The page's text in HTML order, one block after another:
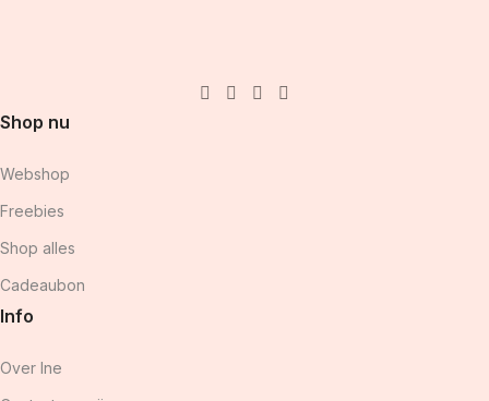
Shop nu
Webshop
Freebies
Shop alles
Cadeaubon
Info
Over Ine